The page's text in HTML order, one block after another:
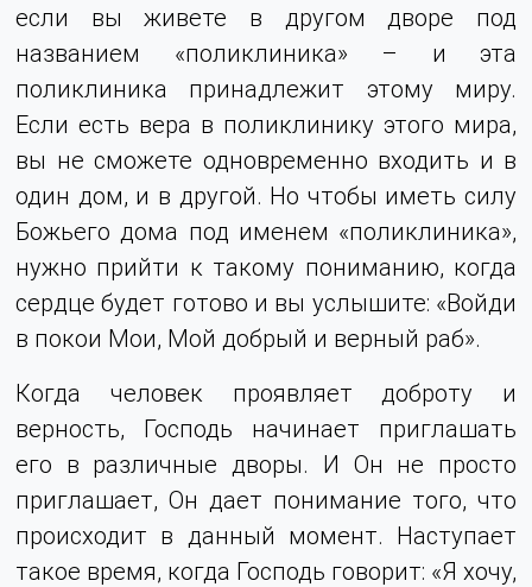
если вы живете в другом дворе под
названием «поликлиника» – и эта
поликлиника принадлежит этому миру.
Если есть вера в поликлинику этого мира,
вы не сможете одновременно входить и в
один дом, и в другой. Но чтобы иметь силу
Божьего дома под именем «поликлиника»,
нужно прийти к такому пониманию, когда
сердце будет готово и вы услышите: «Войди
в покои Мои, Мой добрый и верный раб».
Когда человек проявляет доброту и
верность, Господь начинает приглашать
его в различные дворы. И Он не просто
приглашает, Он дает понимание того, что
происходит в данный момент. Наступает
такое время, когда Господь говорит: «Я хочу,